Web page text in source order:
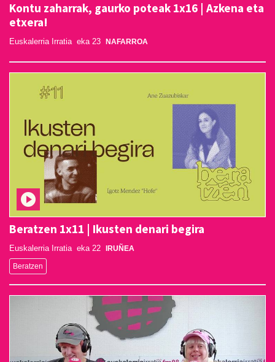
Kontu zaharrak, gaurko poteak 1x16 | Azkena eta
etxera!
Euskalerria Irratia eka 23 NAFARROA
Beratzen 1x11 | Ikusten denari begira
Euskalerria Irratia eka 22 IRUÑEA
Beratzen